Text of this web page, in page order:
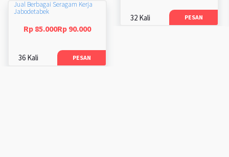
32 Kali PESAN
Jual Berbagai Seragam Kerja
Jabodetabek
Rp 85.000Rp 90.000
36 Kali PESAN